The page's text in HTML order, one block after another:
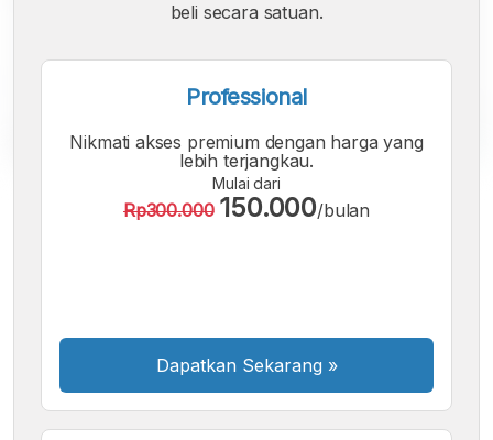
Font
A
Font
A
Font
beli secara satuan.
Professional
Nikmati akses premium dengan harga yang
lebih terjangkau.
Mulai dari
Rp300.000 150.000/bulan
Dapatkan Sekarang »